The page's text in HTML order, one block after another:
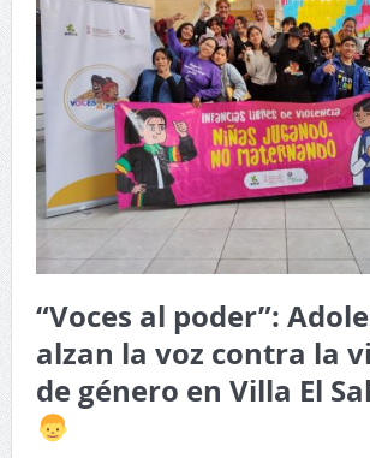
“Voces al poder”:
alzan la voz contra la
de género en Villa El